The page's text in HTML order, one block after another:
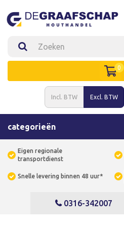
Incl. BTW Excl. BTW
0
categorieën
Eigen regionale
transportdienst
Snelle levering binnen 48 uur*
0316-342007